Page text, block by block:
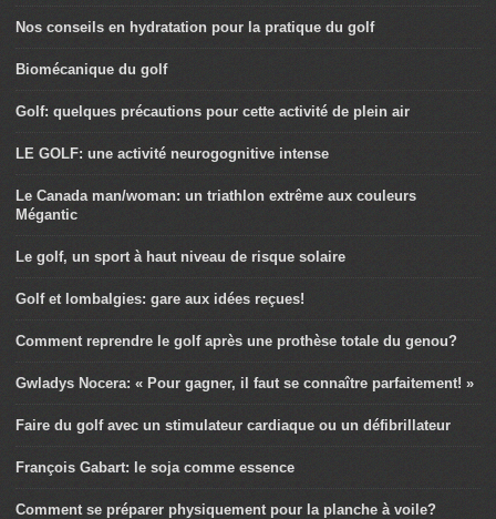
Nos conseils en hydratation pour la pratique du golf
Biomécanique du golf
Golf: quelques précautions pour cette activité de plein air
LE GOLF: une activité neurogognitive intense
Le Canada man/woman: un triathlon extrême aux couleurs
Mégantic
Le golf, un sport à haut niveau de risque solaire
Golf et lombalgies: gare aux idées reçues!
Comment reprendre le golf après une prothèse totale du genou?
Gwladys Nocera: « Pour gagner, il faut se connaître parfaitement! »
Faire du golf avec un stimulateur cardiaque ou un défibrillateur
François Gabart: le soja comme essence
Comment se préparer physiquement pour la planche à voile?